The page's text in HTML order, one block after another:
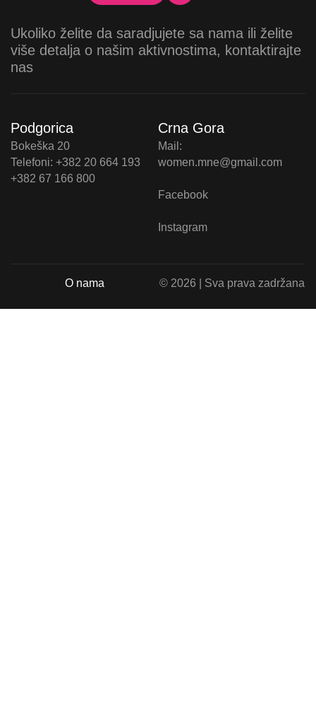
Ukoliko želite da saradjujete sa nama ili želite
više detalja o našim aktivnostima, kontaktirajte
nas
Podgorica
Bokeška 20
Telefoni: +382 20 664 193
+382 67 166 800
Crna Gora
Mail:
women.mne@gmail.com
Facebook
Instagram
© 2026 | Sva prava zadržana
O nama